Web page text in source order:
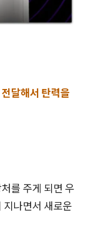
달해서 탄력을
를 주게 되면 우
지나면서 새로운